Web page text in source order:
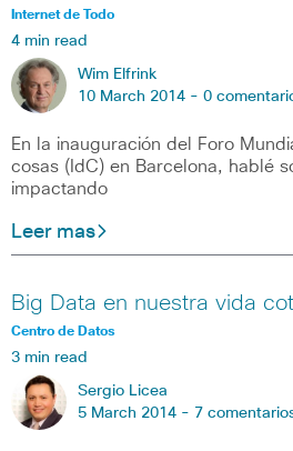
Internet de Todo
4 min read
Wim Elfrink
10 March 2014 - 0
En la inauguración del Foro
cosas (IdC) en Barcelona, hablé
impactando
Leer mas
Big Data en nuestra vida
Centro de Datos
3 min read
Sergio Licea
5 March 2014 - 7